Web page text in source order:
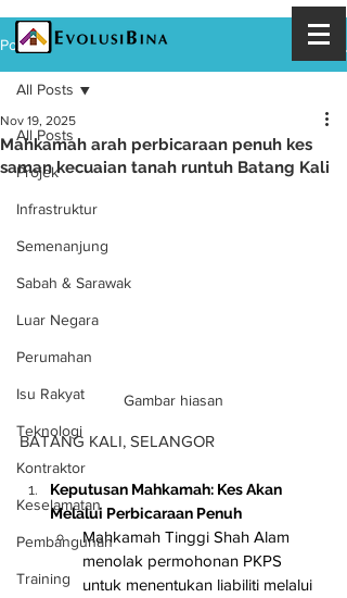
Post
All Posts
Projek
Infrastruktur
Semenanjung
Sabah & Sarawak
Luar Negara
Perumahan
Isu Rakyat
Teknologi
Kontraktor
Keselamatan
Pembangunan
Training
All Posts
Mahkamah arah perbicaraan penuh kes
saman kecuaian tanah runtuh Batang Kali
Nov 19, 2025
Gambar hiasan
BATANG KALI, SELANGOR
Keputusan Mahkamah: Kes Akan
Melalui Perbicaraan Penuh
Mahkamah Tinggi Shah Alam
menolak permohonan PKPS
untuk menentukan liabiliti melalui